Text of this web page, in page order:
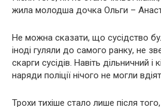
жила молодша дочка Ольги –
Не можна сказати, що сусідство
іноді гуляли до самого ранку, не
скарги сусідів. Навіть дільничний і
наряди поліції нічого не могли
Трохи тихіше стало лише після